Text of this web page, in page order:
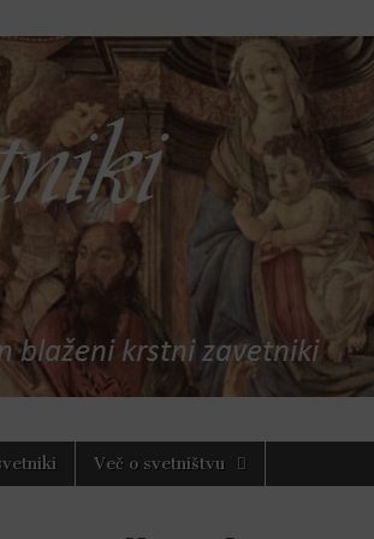
in
Več o svetništvu